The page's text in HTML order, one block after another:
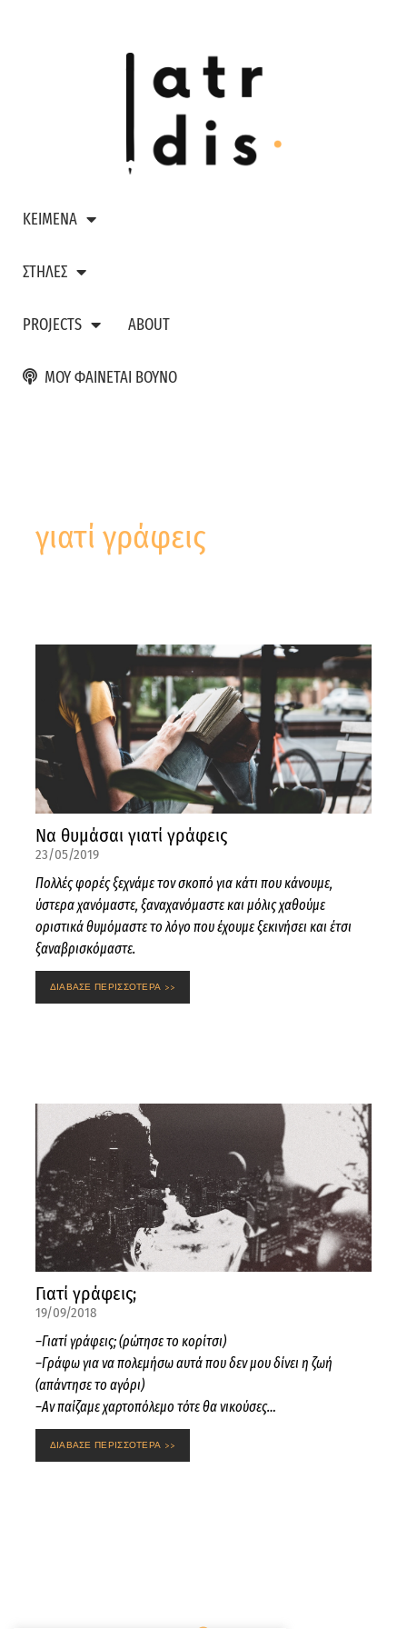
ΚΕΙΜΕΝΑ
ΣΤΗΛΕΣ
PROJECTS ABOUT
ΜΟΥ ΦΑΙΝΕΤΑΙ ΒΟΥΝΟ
γιατί γράφεις
Να θυμάσαι γιατί γράφεις
23/05/2019
Πολλές φορές ξεχνάμε τον σκοπό για κάτι που κάνουμε,
ύστερα χανόμαστε, ξαναχανόμαστε και μόλις χαθούμε
οριστικά θυμόμαστε το λόγο που έχουμε ξεκινήσει και έτσι
ξαναβρισκόμαστε.
ΔΙΑΒΑΣΕ ΠΕΡΙΣΣΟΤΕΡΑ >>
Γιατί γράφεις;
19/09/2018
–Γιατί γράφεις; (ρώτησε το κορίτσι)
–Γράφω για να πολεμήσω αυτά που δεν μου δίνει η ζωή
(απάντησε το αγόρι)
–Αν παίζαμε χαρτοπόλεμο τότε θα νικούσες…
ΔΙΑΒΑΣΕ ΠΕΡΙΣΣΟΤΕΡΑ >>